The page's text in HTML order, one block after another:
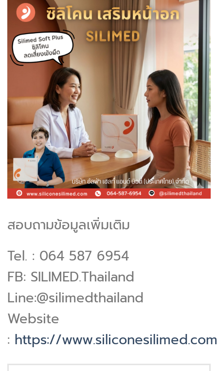
สอบถามข้อมูลเพิ่มเติม
Tel. : 064 587 6954
FB: SILIMED.Thailand
Line:@silimedthailand
Website
: https://